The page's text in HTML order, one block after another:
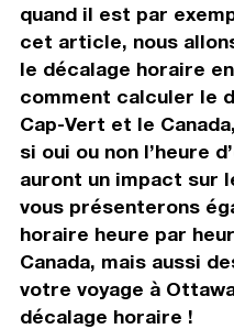
quand il est par
cet article, nous
le décalage horaire
comment calculer le
Cap-Vert et le
si oui ou non l’heure
auront un impact sur
vous présenterons
horaire heure par
Canada, mais aussi
votre voyage à
décalage horaire !